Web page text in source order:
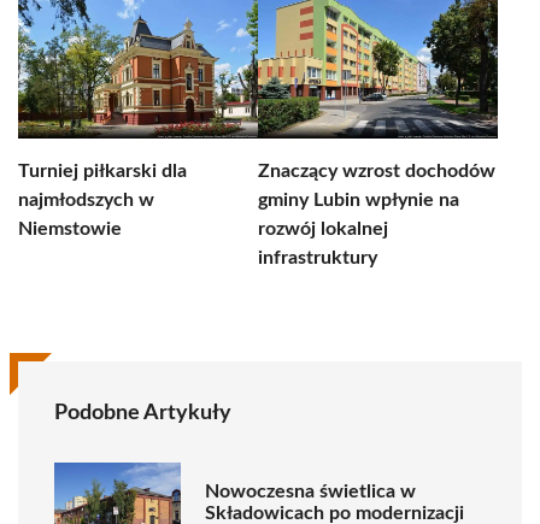
Turniej piłkarski dla
najmłodszych w
Niemstowie
Znaczący wzrost dochodów
gminy Lubin wpłynie na
rozwój lokalnej
infrastruktury
Podobne Artykuły
Nowoczesna świetlica w
Składowicach po modernizacji